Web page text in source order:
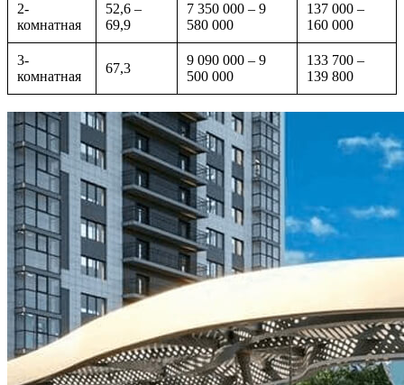
2-
комнатная
52,6 –
69,9
7 350 000 – 9
580 000
137 000 –
160 000
3-
комнатная
67,3
9 090 000 – 9
500 000
133 700 –
139 800